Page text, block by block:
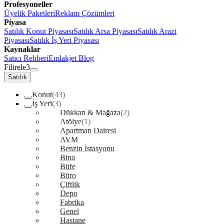
Profesyoneller
Üyelik PaketleriReklam Çözümleri
Piyasa
Satılık Konut PiyasasıSatılık Arsa PiyasasıSatılık Arazi
PiyasasıSatılık İş Yeri Piyasası
Kaynaklar
Satıcı RehberiEmlakjet Blog
Filtrele3
Satılık
Konut(43)
İş Yeri(3)
Dükkan & Mağaza(2)
Atölye(1)
Apartman Dairesi
AVM
Benzin İstasyonu
Bina
Büfe
Büro
Çiftlik
Depo
Fabrika
Genel
Hastane